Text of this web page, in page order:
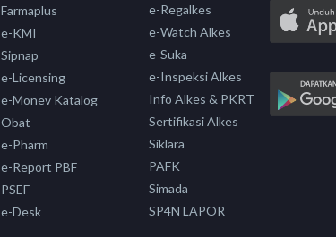
Farmaplus
e-KMI
Sipnap
e-Licensing
e-Monev Katalog
Obat
e-Pharm
e-Report PBF
PSEF
e-Desk
e-Regalkes
e-Watch Alkes
e-Suka
e-Inspeksi Alkes
Info Alkes & PKRT
Sertifikasi Alkes
Siklara
PAFK
Simada
SP4N LAPOR